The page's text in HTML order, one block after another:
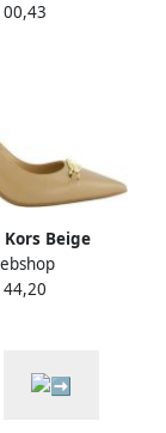
Beige
Vrouwen
Dames